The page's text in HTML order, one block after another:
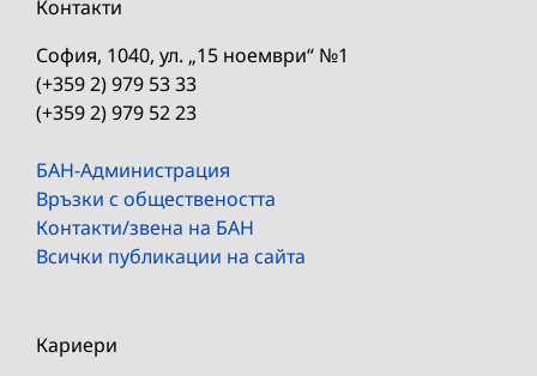
Контакти
София, 1040, ул. „15 ноември“ №1
(+359 2) 979 53 33
(+359 2) 979 52 23
БАН-Администрация
Връзки с обществеността
Контакти/звена на БАН
Всички публикации на сайта
Кариери